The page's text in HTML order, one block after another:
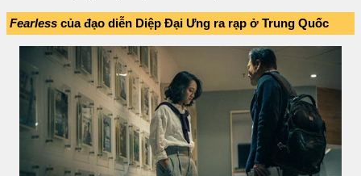
Fearless của đạo diễn Diệp Đại Ưng ra rạp ở Trung Quốc